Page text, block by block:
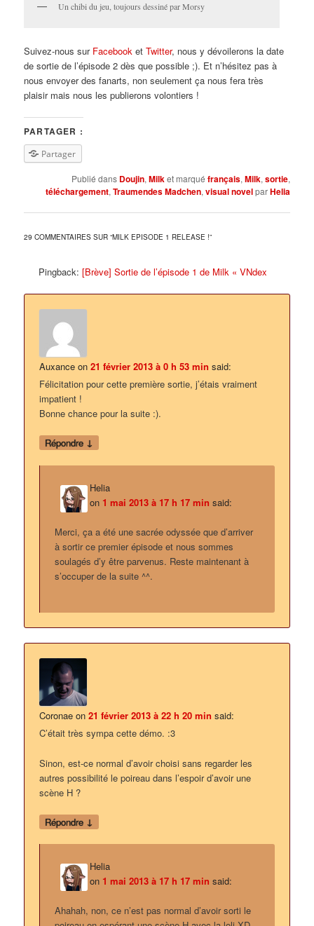
Un chibi du jeu, toujours dessiné par Morsy
Suivez-nous sur Facebook etTwitter, nous y dévoilerons la date
de sortie de l’épisode 2 dès que possible ;). Et n’hésitez pas à
nous envoyer des fanarts, non seulement ça nous fera très
plaisir mais nous les publierons volontiers !
PARTAGER :
Partager
Publié dans Doujin, Milket marqué français, Milk, sortie,
téléchargement, Traumendes Madchen, visual novelparHelia
29 COMMENTAIRES SUR “MILK EPISODE 1 RELEASE !”
Pingback:[Brève] Sortie de l’épisode 1 de Milk « VNdex
Auxance on21 février 2013 à 0 h 53 min said:
Félicitation pour cette première sortie, j’étais vraiment
impatient !
Bonne chance pour la suite :).
Répondre ↓
Helia
on 1 mai 2013 à 17 h 17 min said:
Merci, ça a été une sacrée odyssée que d’arriver
à sortir ce premier épisode et nous sommes
soulagés d’y être parvenus. Reste maintenant à
s’occuper de la suite ^^.
Coronae on21 février 2013 à 22 h 20 min said:
C’était très sympa cette démo. :3
Sinon, est-ce normal d’avoir choisi sans regarder les
autres possibilité le poireau dans l’espoir d’avoir une
scène H ?
Répondre ↓
Helia
on 1 mai 2013 à 17 h 17 min said:
Ahahah, non, ce n’est pas normal d’avoir sorti le